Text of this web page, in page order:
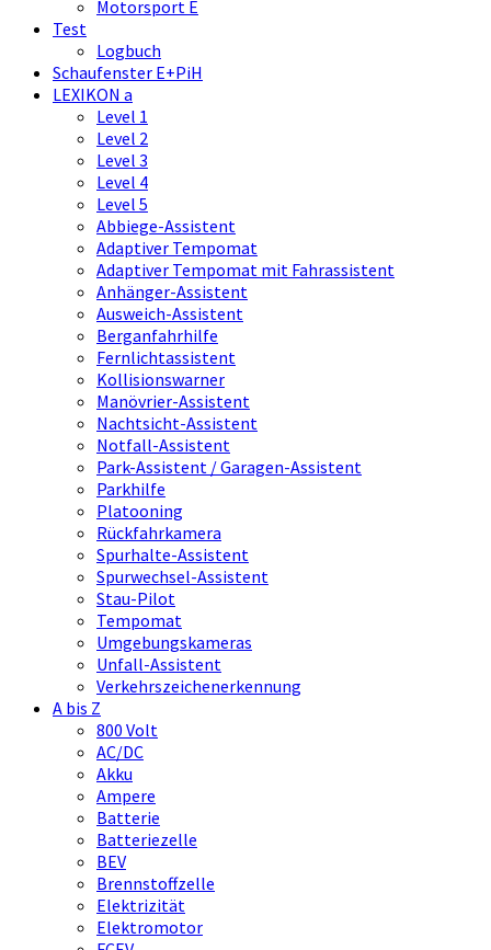
Motorsport E
Test
Logbuch
Schaufenster E+PiH
LEXIKON a
Level 1
Level 2
Level 3
Level 4
Level 5
Abbiege-Assistent
Adaptiver Tempomat
Adaptiver Tempomat mit Fahrassistent
Anhänger-Assistent
Ausweich-Assistent
Berganfahrhilfe
Fernlichtassistent
Kollisionswarner
Manövrier-Assistent
Nachtsicht-Assistent
Notfall-Assistent
Park-Assistent / Garagen-Assistent
Parkhilfe
Platooning
Rückfahrkamera
Spurhalte-Assistent
Spurwechsel-Assistent
Stau-Pilot
Tempomat
Umgebungskameras
Unfall-Assistent
Verkehrszeichenerkennung
A bis Z
800 Volt
AC/DC
Akku
Ampere
Batterie
Batteriezelle
BEV
Brennstoffzelle
Elektrizität
Elektromotor